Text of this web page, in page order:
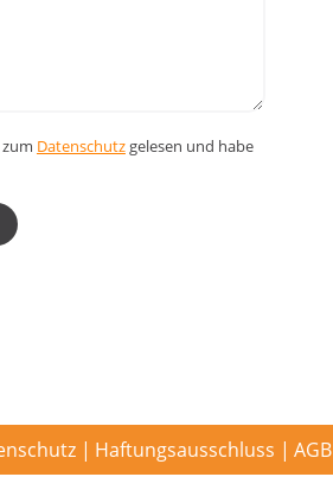
Datenschutzgelesen und habe
Haftungsausschluss
AGB